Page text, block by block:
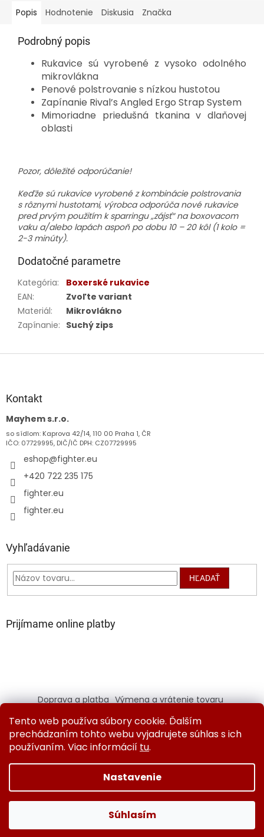
Tento web používa súbory cookie. Ďalším
prechádzaním tohto webu vyjadrujete súhlas s ich
používaním. Viac informácií tu.
Nastavenie
Súhlasím
Popis Hodnotenie Diskusia Značka
Podrobný popis
Rukavice sú vyrobené z vysoko odolného
mikrovlákna
Penové polstrovanie s nízkou hustotou
Zapínanie Rival’s Angled Ergo Strap System
Mimoriadne priedušná tkanina v dlaňovej
oblasti
Pozor, dôležité odporúčanie!
Keďže sú rukavice vyrobené z kombinácie polstrovania
s rôznymi hustotami, výrobca odporúča nové rukavice
pred prvým použitím k sparringu „zájsť“ na boxovacom
vaku a/alebo lapách aspoň po dobu 10 – 20 kôl (1 kolo =
2-3 minúty).
Dodatočné parametre
Kategória:
Boxerské rukavice
EAN:
Zvoľte variant
Materiál:
Mikrovlákno
Zapínanie: Suchý zips
Kontakt
Mayhem s.r.o.
so sídlom: Kaprova 42/14, 110 00 Praha 1, ČR
IČO: 07729995, DIČ/IČ DPH: CZ07729995
eshop@fighter.eu
+420 722 235 175
fighter.eu
fighter.eu
Vyhľadávanie
HĽADAŤ
Prijímame online platby
Doprava a platba Výmena a vrátenie tovaru
Ochrana osobných údajov
Vytvoril Shoptet
fighter.eu. Všetky práva vyhradené.